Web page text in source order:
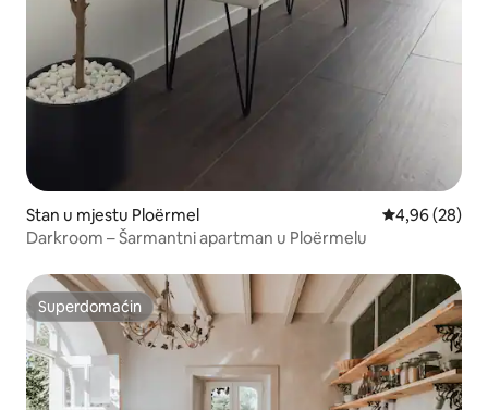
Stan u mjestu Ploërmel Prosječna
4,96 (28)
Darkroom – Šarmantni apartman u Ploërmelu
Superdomaćin
Superdomaćin